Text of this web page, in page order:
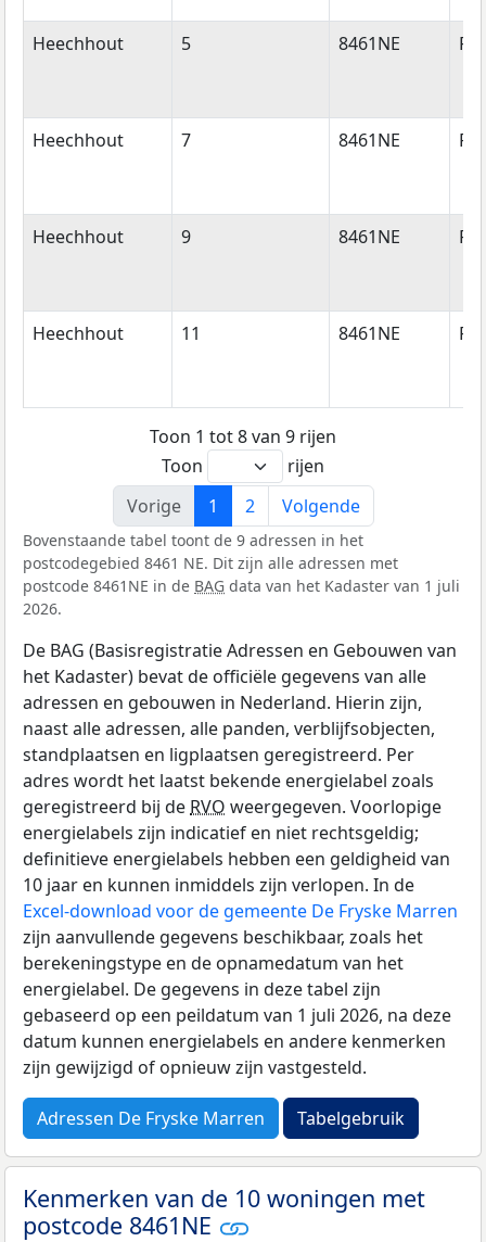
Heechhout 5 8461NE
Heechhout 7 8461NE
Heechhout 9 8461NE
Heechhout 11 8461NE
Toon 1 tot 8 van 9 rijen
Toon
rijen
Vorige
1 2 Volgende
Bovenstaande tabel toont de 9 adressen in het
postcodegebied 8461 NE. Dit zijn alle adressen met
postcode 8461NE in de BAG data van het Kadaster van 1 juli
2026.
De BAG (Basisregistratie Adressen en Gebouwen van
het Kadaster) bevat de officiële gegevens van alle
adressen en gebouwen in Nederland. Hierin zijn,
naast alle adressen, alle panden, verblijfsobjecten,
standplaatsen en ligplaatsen geregistreerd. Per
adres wordt het laatst bekende energielabel zoals
geregistreerd bij de RVO weergegeven. Voorlopige
energielabels zijn indicatief en niet rechtsgeldig;
definitieve energielabels hebben een geldigheid van
10 jaar en kunnen inmiddels zijn verlopen. In de
Excel-download voor de gemeente De Fryske Marren
zijn aanvullende gegevens beschikbaar, zoals het
berekeningstype en de opnamedatum van het
energielabel. De gegevens in deze tabel zijn
gebaseerd op een peildatum van 1 juli 2026, na deze
datum kunnen energielabels en andere kenmerken
zijn gewijzigd of opnieuw zijn vastgesteld.
Adressen De Fryske Marren Tabelgebruik
Kenmerken van de 10 woningen met
postcode 8461NE